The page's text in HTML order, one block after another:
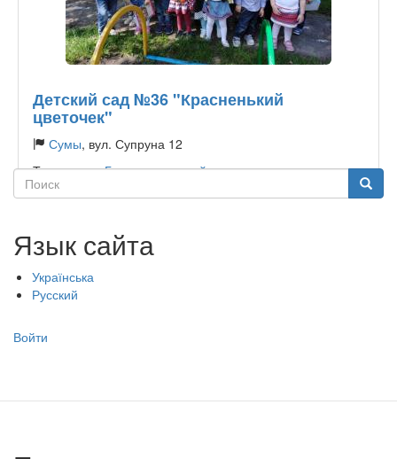
Детский сад №36 "Красненький
цветочек"
Сумы, вул. Супруна 12
Тип садика:Государственный
Поиск Поиск
Язык сайта
Українська
Русский
Меню
записи
Войти